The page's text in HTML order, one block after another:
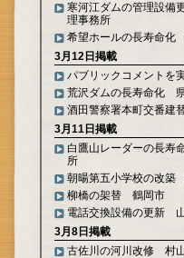
寒河江ダムの管理設
理事務所
希望ホールの長寿命
3月12日掲載
パブリックコメント
荒沢ダムの長寿命化
酒田警察署本町交番
3月11日掲載
白鷹山レーダーの長
所
朝暘第五小学校の改
柳橋の架替 鶴岡市
電話交換設備の更新
3月8日掲載
古佐川の河川改修 村